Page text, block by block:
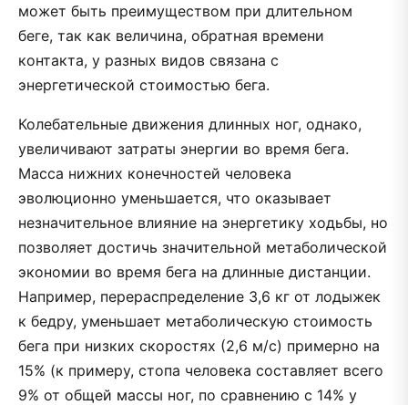
может быть преимуществом при длительном
беге, так как величина, обратная времени
контакта, у разных видов связана с
энергетической стоимостью бега.
Колебательные движения длинных ног, однако,
увеличивают затраты энергии во время бега.
Масса нижних конечностей человека
эволюционно уменьшается, что оказывает
незначительное влияние на энергетику ходьбы, но
позволяет достичь значительной метаболической
экономии во время бега на длинные дистанции.
Например, перераспределение 3,6 кг от лодыжек
к бедру, уменьшает метаболическую стоимость
бега при низких скоростях (2,6 м/с) примерно на
15% (к примеру, стопа человека составляет всего
9% от общей массы ног, по сравнению с 14% у